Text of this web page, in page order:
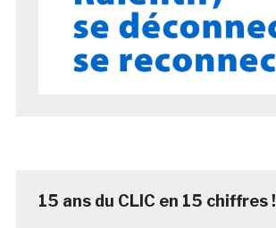
15 ans du CLIC en 15 chiffres !